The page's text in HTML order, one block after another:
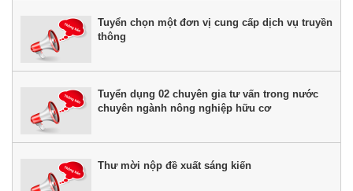
Tuyển chọn một đơn vị cung cấp dịch vụ truyền
thông
Tuyển dụng 02 chuyên gia tư vấn trong nước
chuyên ngành nông nghiệp hữu cơ
Thư mời nộp đề xuất sáng kiến